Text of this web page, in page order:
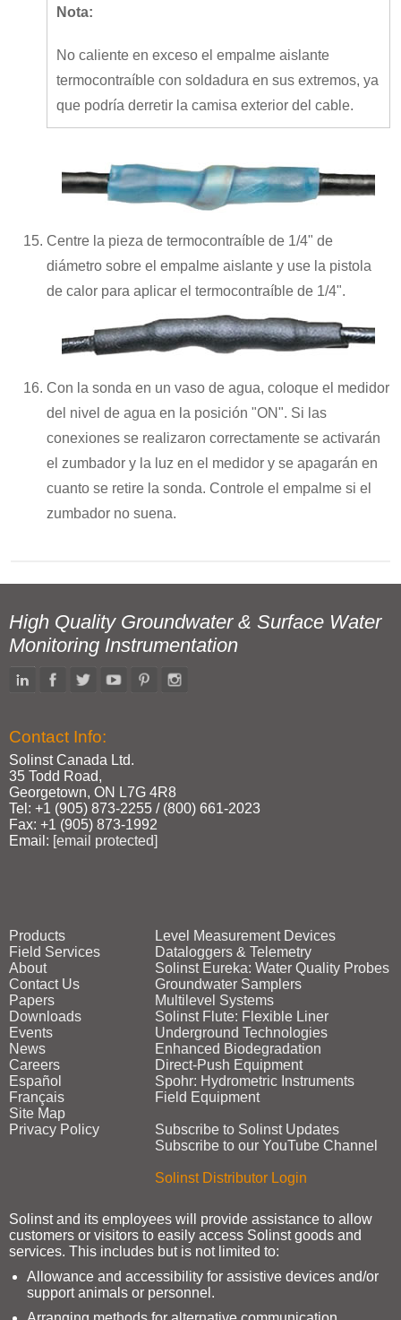
Nota:
No caliente en exceso el empalme aislante
termocontraíble con soldadura en sus extremos, ya
que podría derretir la camisa exterior del cable.
Centre la pieza de termocontraíble de 1/4" de
diámetro sobre el empalme aislante y use la pistola
de calor para aplicar el termocontraíble de 1/4".
Con la sonda en un vaso de agua, coloque el medidor
del nivel de agua en la posición "ON". Si las
conexiones se realizaron correctamente se activarán
el zumbador y la luz en el medidor y se apagarán en
cuanto se retire la sonda. Controle el empalme si el
zumbador no suena.
High Quality Groundwater & Surface Water
Monitoring Instrumentation
Contact Info:
Solinst Canada Ltd.
35 Todd Road,
Georgetown, ON L7G 4R8
Tel: +1 (905) 873‑2255 / (800) 661‑2023
Fax: +1 (905) 873‑1992
Email: [email protected]
Products
Field Services
About
Contact Us
Papers
Downloads
Events
News
Careers
Español
Français
Site Map
Privacy Policy
Level Measurement Devices
Dataloggers & Telemetry
Solinst Eureka: Water Quality Probes
Groundwater Samplers
Multilevel Systems
Solinst Flute: Flexible Liner
Underground Technologies
Enhanced Biodegradation
Direct‑Push Equipment
Spohr: Hydrometric Instruments
Field Equipment
Subscribe to Solinst Updates
Subscribe to our YouTube Channel
Solinst Distributor Login
Solinst and its employees will provide assistance to allow
customers or visitors to easily access Solinst goods and
services. This includes but is not limited to:
Allowance and accessibility for assistive devices and/or
support animals or personnel.